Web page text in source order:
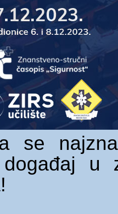
se
događaj